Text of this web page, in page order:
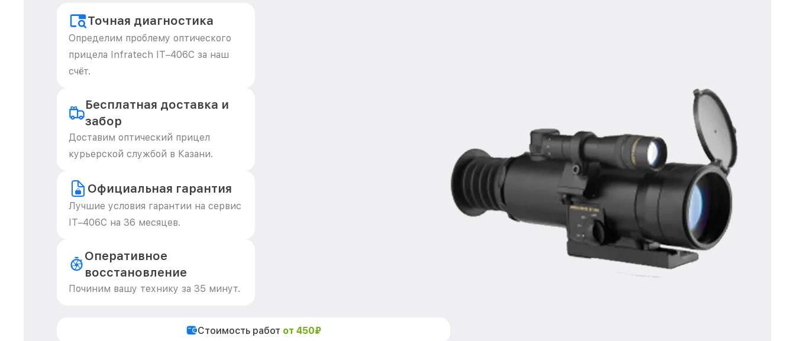
Точная диагностика
Определим проблему оптического
прицела Infratech IT–406С за наш
счёт.
Бесплатная доставка и
забор
Доставим оптический прицел
курьерской службой в Казани.
Официальная гарантия
Лучшие условия гарантии на сервис
IT–406С на 36 месяцев.
Оперативное
восстановление
Починим вашу технику за 35 минут.
Стоимость работ от 450₽